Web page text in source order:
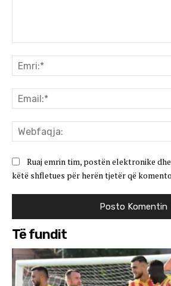
Ruaj emrin tim, postën elektronike
këtë shfletues për herën tjetër që
Të fundit